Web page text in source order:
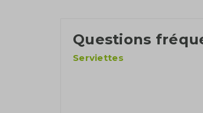
Questions
Serviettes